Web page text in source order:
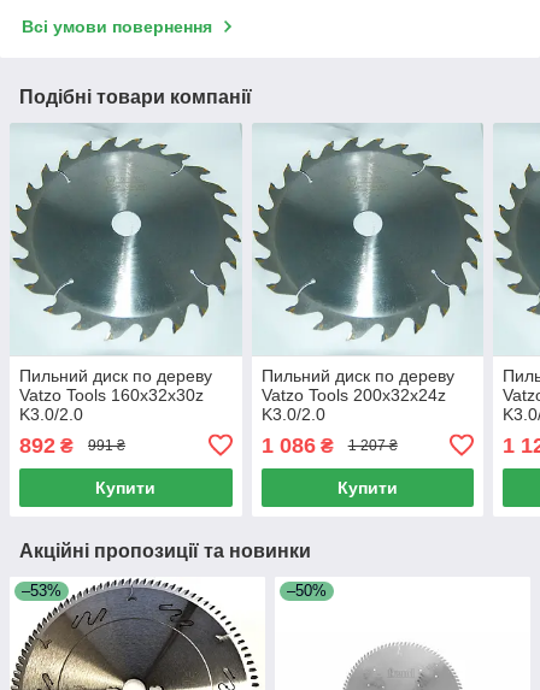
Всі умови повернення
Подібні товари компанії
Пильний диск по дереву
Vatzo Tools 160x32x30z
K3.0/2.0
892 ₴ 991 ₴
Купити
Пильний диск по дереву
Vatzo Tools 200x32x24z
K3.0/2.0
1 086₴ 1 207 ₴
Купити
1
Акційні пропозиції та новинки
–53% –50%